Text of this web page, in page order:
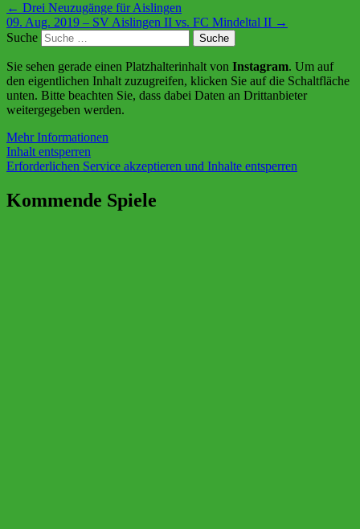
← Drei Neuzugänge für Aislingen
09. Aug. 2019 – SV Aislingen II vs. FC Mindeltal II →
Suche
Sie sehen gerade einen Platzhalterinhalt von Instagram. Um auf
den eigentlichen Inhalt zuzugreifen, klicken Sie auf die Schaltfläche
unten. Bitte beachten Sie, dass dabei Daten an Drittanbieter
weitergegeben werden.
Mehr Informationen
Inhalt entsperren
Erforderlichen Service akzeptieren und Inhalte entsperren
Kommende Spiele